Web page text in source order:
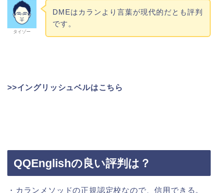
タイゾー
DMEはカランより言葉が現代的だとも評判
です。
>>イングリッシュベルはこちら
QQEnglishの良い評判は？
・カランメソッドの正規認定校なので、信用できる。